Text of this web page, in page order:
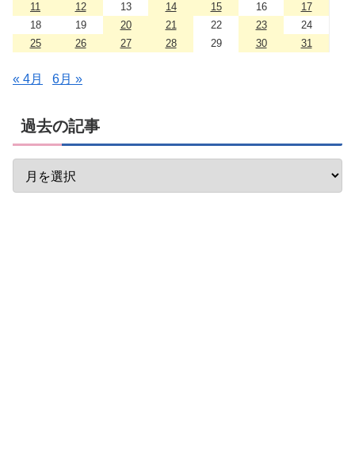
11
12 13 14 15 16
17
18
19 20 21 22 23
24
25
26 27 28 29 30 31
« 4月 6月 »
過去の記事